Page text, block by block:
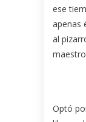
ese
apenas
al
Optó